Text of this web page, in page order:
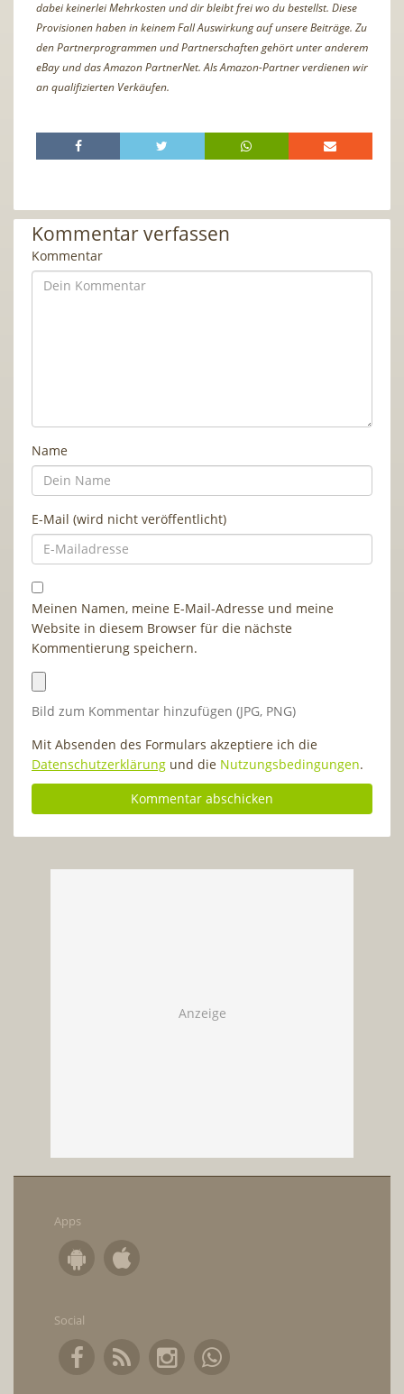
dabei keinerlei Mehrkosten und dir bleibt frei wo du bestellst. Diese
Provisionen haben in keinem Fall Auswirkung auf unsere Beiträge. Zu
den Partnerprogrammen und Partnerschaften gehört unter anderem
eBay und das Amazon PartnerNet. Als Amazon-Partner verdienen wir
an qualifizierten Verkäufen.
Kommentar verfassen
Kommentar
Name
E-Mail (wird nicht veröffentlicht)
Meinen Namen, meine E-Mail-Adresse und meine
Website in diesem Browser für die nächste
Kommentierung speichern.
Bild zum Kommentar hinzufügen (JPG, PNG)
Mit Absenden des Formulars akzeptiere ich die
Datenschutzerklärung und die Nutzungsbedingungen.
Apps
Social